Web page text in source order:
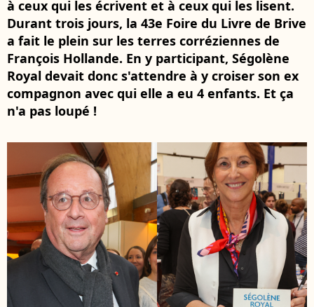
à ceux qui les écrivent et à ceux qui les lisent.
Durant trois jours, la 43e Foire du Livre de Brive
a fait le plein sur les terres corréziennes de
François Hollande. En y participant, Ségolène
Royal devait donc s'attendre à y croiser son ex
compagnon avec qui elle a eu 4 enfants. Et ça
n'a pas loupé !